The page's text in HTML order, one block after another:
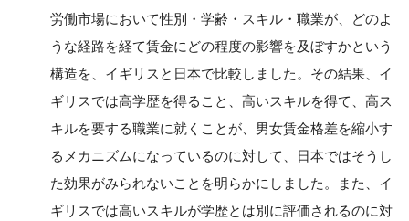
労働市場において性別・学齢・スキル・職業が、どのよ
うな経路を経て賃金にどの程度の影響を及ぼすかという
構造を、イギリスと日本で比較しました。その結果、イ
ギリスでは高学歴を得ること、高いスキルを得て、高ス
キルを要する職業に就くことが、男女賃金格差を縮小す
るメカニズムになっているのに対して、日本ではそうし
た効果がみられないことを明らかにしました。また、イ
ギリスでは高いスキルが学歴とは別に評価されるのに対